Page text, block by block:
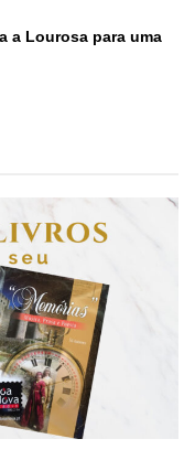
a Lourosa para uma